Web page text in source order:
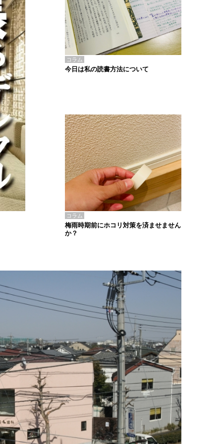
コラム
今日は私の読書方法について
コラム
梅雨時期前にホコリ対策を済ませません
か？